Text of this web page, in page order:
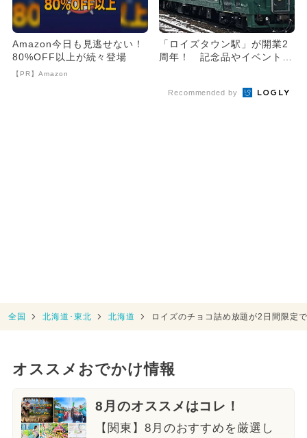
Amazon今日も見逃せない！
80%OFF以上が続々登場
【PR】Amazon
「ロイズタウン駅」が開業2
周年！ 記念品やイベント限
Recommended by
全国 北海道･東北 北海道 ロイズのチョコ詰め放題が2日間限定
オススメおでかけ情報
8月のオススメはコレ！
【関東】8月のおすすめを厳選し